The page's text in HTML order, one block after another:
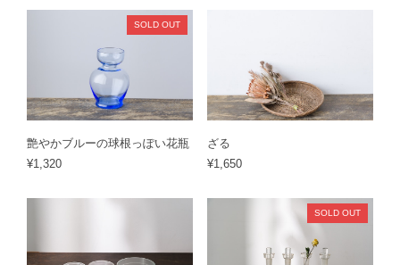
SOLD OUT
艶やかブルーの球根っぽい花瓶
¥1,320
ざる
¥1,650
SOLD OUT